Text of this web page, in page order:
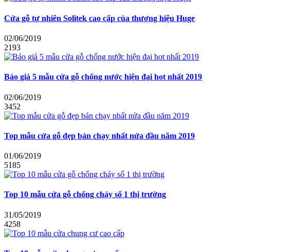
Cửa gỗ tự nhiên Solitek cao cấp của thương hiệu Huge
02/06/2019
2193
Báo giá 5 mẫu cửa gỗ chống nước hiện đại hot nhất 2019
02/06/2019
3452
Top mẫu cửa gỗ đẹp bán chạy nhất nửa đầu năm 2019
01/06/2019
5185
Top 10 mẫu cửa gỗ chống cháy số 1 thị trường
31/05/2019
4258